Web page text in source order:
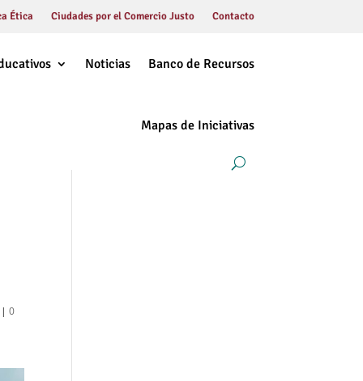
Ética Ciudades por el Comercio Justo Contacto
Noticias Banco de Recursos
Mapas de Iniciativas
|0